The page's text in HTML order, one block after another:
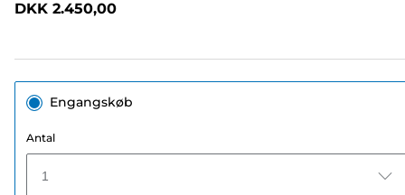
DKK 2.450,00
Engangskøb
Antal
1